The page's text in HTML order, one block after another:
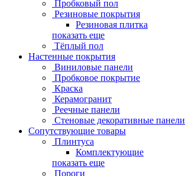
Пробковый пол
Резиновые покрытия
Резиновая плитка
показать еще
Тёплый пол
Настенные покрытия
Виниловые панели
Пробковое покрытие
Краска
Керамогранит
Реечные панели
Стеновые декоративные панели
Сопутствующие товары
Плинтуса
Комплектующие
показать еще
Пороги